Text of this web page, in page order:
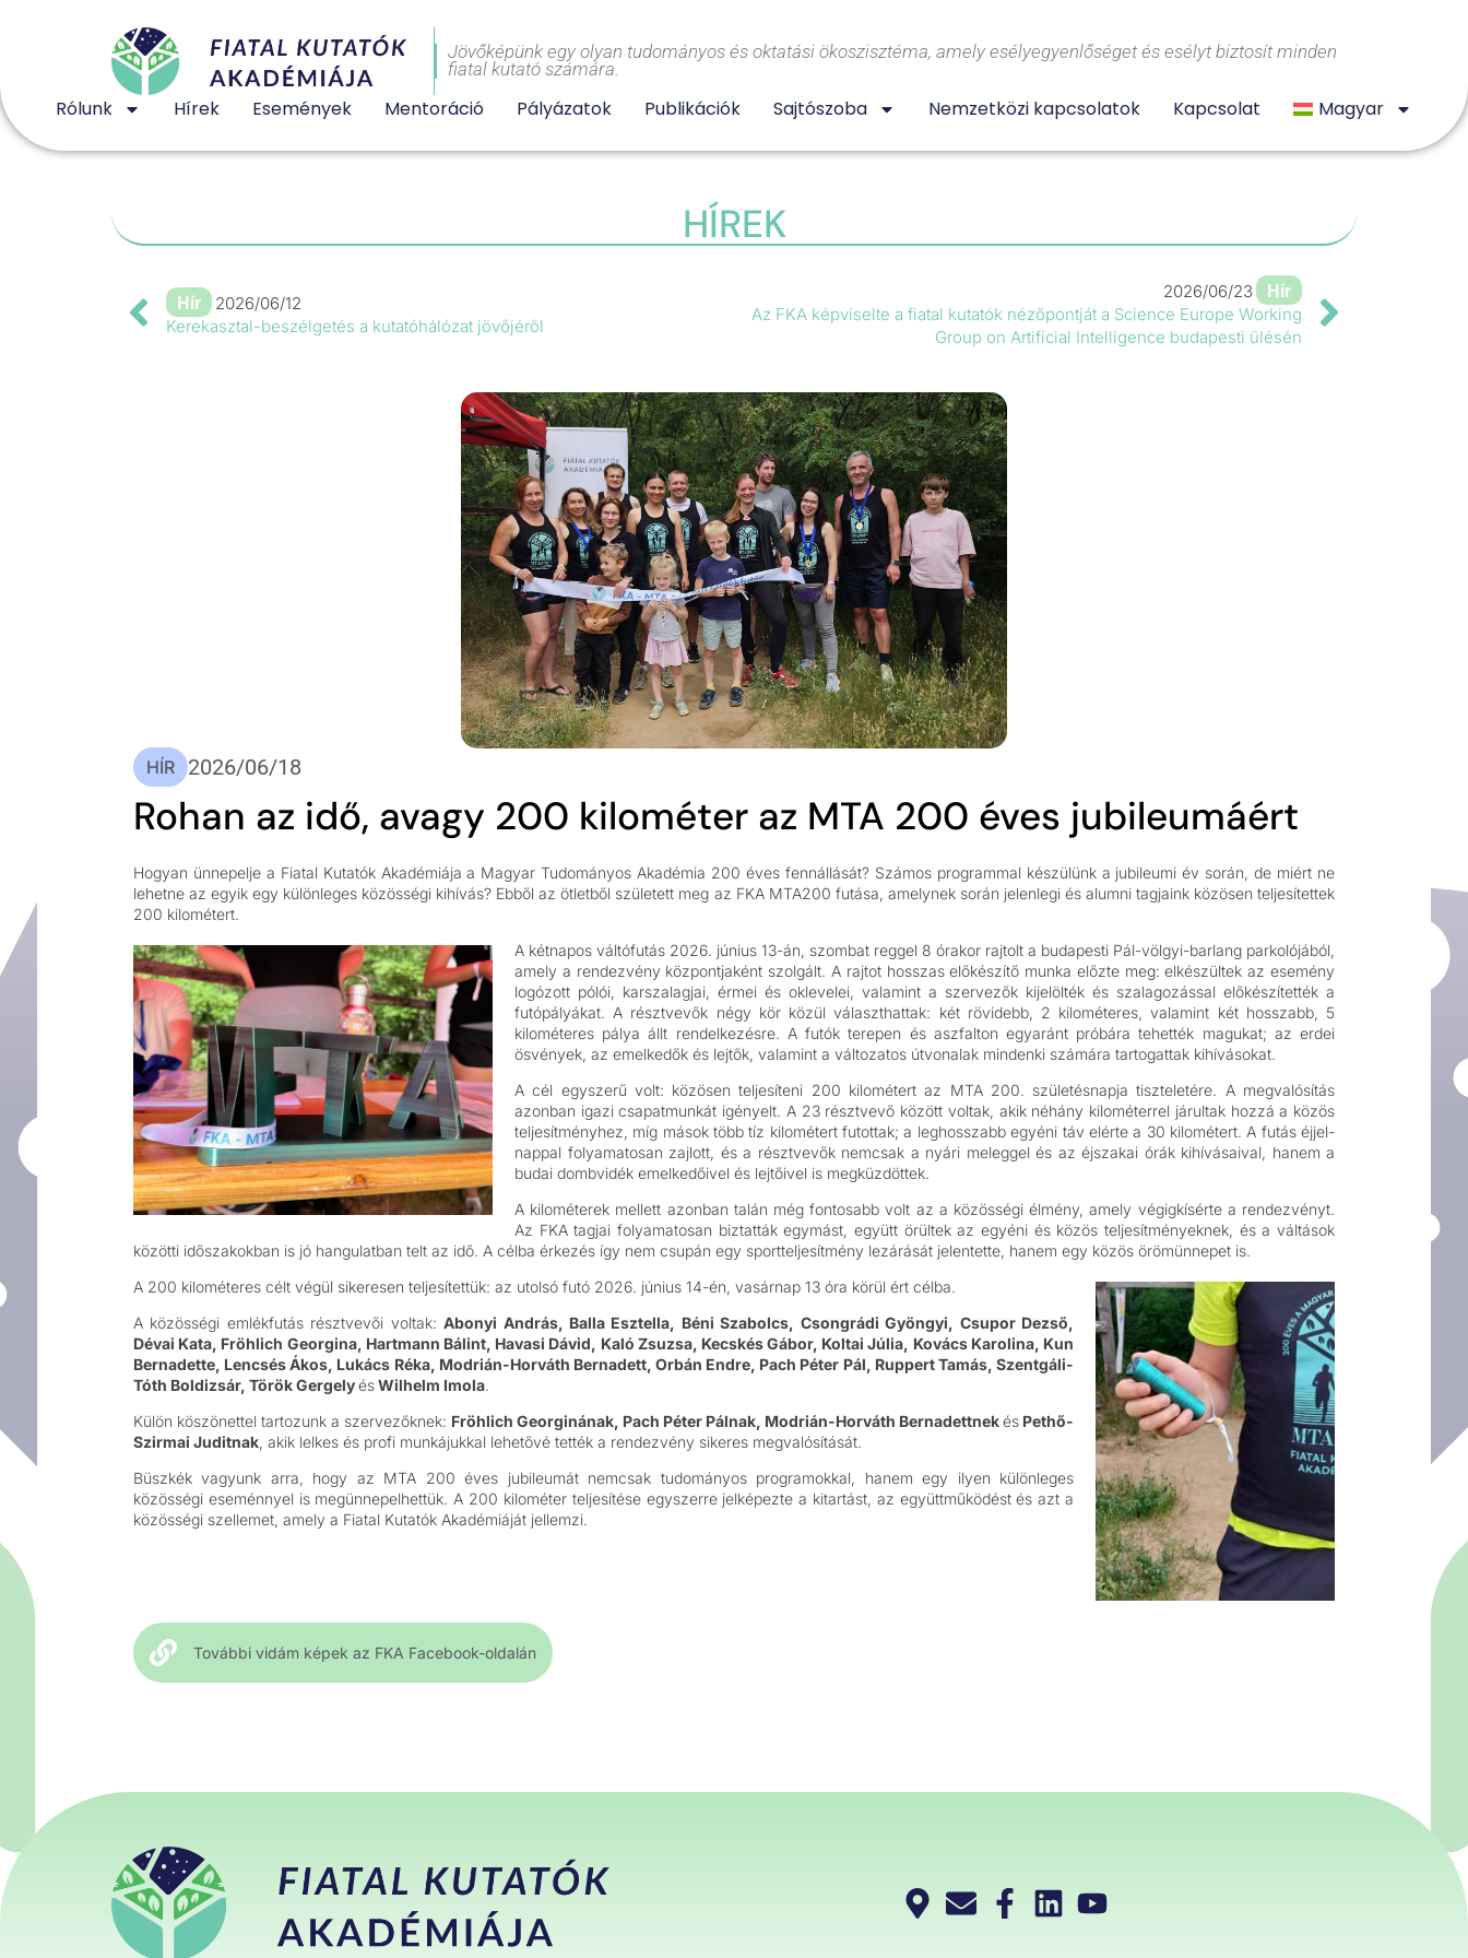
Jövőképünk egy olyan tudományos és oktatási ökoszisztéma, amely esélyegyenlőséget és esélyt biztosít minden
fiatal kutató számára.
Rólunk Hírek Események Mentoráció Pályázatok Publikációk Sajtószoba Nemzetközi kapcsolatok Kapcsolat Magyar
HÍREK
Hír
2026/06/12
Kerekasztal-beszélgetés a kutatóhálózat jövőjéről
2026/06/23 Hír
Az FKA képviselte a fiatal kutatók nézőpontját a Science Europe Working
Group on Artificial Intelligence budapesti ülésén
HÍR 2026/06/18
Rohan az idő, avagy 200 kilométer az MTA 200 éves jubileumáért
Hogyan ünnepelje a Fiatal Kutatók Akadémiája a Magyar Tudományos Akadémia 200 éves fennállását? Számos programmal készülünk a jubileumi év során, de miért ne
lehetne az egyik egy különleges közösségi kihívás? Ebből az ötletből született meg az FKA MTA200 futása, amelynek során jelenlegi és alumni tagjaink közösen teljesítettek
200 kilométert.
A kétnapos váltófutás 2026. június 13-án, szombat reggel 8 órakor rajtolt a budapesti Pál-völgyi-barlang parkolójából,
amely a rendezvény központjaként szolgált. A rajtot hosszas előkészítő munka előzte meg: elkészültek az esemény
logózott pólói, karszalagjai, érmei és oklevelei, valamint a szervezők kijelölték és szalagozással előkészítették a
futópályákat. A résztvevők négy kör közül választhattak: két rövidebb, 2 kilométeres, valamint két hosszabb, 5
kilométeres pálya állt rendelkezésre. A futók terepen és aszfalton egyaránt próbára tehették magukat; az erdei
ösvények, az emelkedők és lejtők, valamint a változatos útvonalak mindenki számára tartogattak kihívásokat.
A cél egyszerű volt: közösen teljesíteni 200 kilométert az MTA 200. születésnapja tiszteletére. A megvalósítás
azonban igazi csapatmunkát igényelt. A 23 résztvevő között voltak, akik néhány kilométerrel járultak hozzá a közös
teljesítményhez, míg mások több tíz kilométert futottak; a leghosszabb egyéni táv elérte a 30 kilométert. A futás éjjel-
nappal folyamatosan zajlott, és a résztvevők nemcsak a nyári meleggel és az éjszakai órák kihívásaival, hanem a
budai dombvidék emelkedőivel és lejtőivel is megküzdöttek.
A kilométerek mellett azonban talán még fontosabb volt az a közösségi élmény, amely végigkísérte a rendezvényt.
Az FKA tagjai folyamatosan biztatták egymást, együtt örültek az egyéni és közös teljesítményeknek, és a váltások
közötti időszakokban is jó hangulatban telt az idő. A célba érkezés így nem csupán egy sportteljesítmény lezárását jelentette, hanem egy közös örömünnepet is.
A 200 kilométeres célt végül sikeresen teljesítettük: az utolsó futó 2026. június 14-én, vasárnap 13 óra körül ért célba.
A közösségi emlékfutás résztvevői voltak:Abonyi András, Balla Esztella, Béni Szabolcs, Csongrádi Gyöngyi, Csupor Dezső,
Dévai Kata, Fröhlich Georgina, Hartmann Bálint, Havasi Dávid, Kaló Zsuzsa, Kecskés Gábor, Koltai Júlia, Kovács Karolina, Kun
Bernadette, Lencsés Ákos, Lukács Réka, Modrián-Horváth Bernadett, Orbán Endre, Pach Péter Pál, Ruppert Tamás, Szentgáli-
Tóth Boldizsár, Török GergelyésWilhelm Imola.
Külön köszönettel tartozunk a szervezőknek: Fröhlich Georginának, Pach Péter Pálnak, Modrián-Horváth Bernadettnekés Pethő-
Szirmai Juditnak , akik lelkes és profi munkájukkal lehetővé tették a rendezvény sikeres megvalósítását.
Büszkék vagyunk arra, hogy az MTA 200 éves jubileumát nemcsak tudományos programokkal, hanem egy ilyen különleges
közösségi eseménnyel is megünnepelhettük. A 200 kilométer teljesítése egyszerre jelképezte a kitartást, az együttműködést és azt a
közösségi szellemet, amely a Fiatal Kutatók Akadémiáját jellemzi.
További vidám képek az FKA Facebook-oldalán